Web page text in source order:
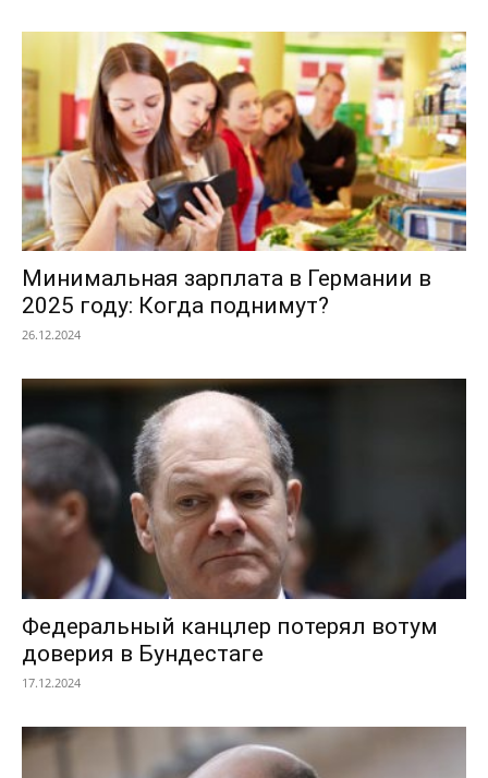
Минимальная зарплата в Германии в
2025 году: Когда поднимут?
26.12.2024
Федеральный канцлер потерял вотум
доверия в Бундестаге
17.12.2024